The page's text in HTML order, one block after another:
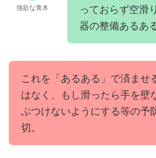
強欲な青木
っておらず空滑
器の整備あるあ
これを「あるある」で済ませ
はなく、もし滑ったら手を壁
ぶつけないようにする等の予
切。